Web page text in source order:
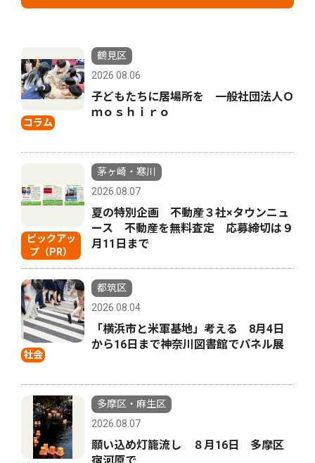
コラム
鶴見区
2026.08.06
子どもたちに居場所を 一般社団法人Ｏ
ｍｏｓｈｉｒｏ
ピックアッ
プ（PR）
茅ヶ崎・寒川
2026.08.07
夏の特別企画 不動産３社×タウンニュ
ース 不動産を無料査定 応募締切は９
月11日まで
社会
都筑区
2026.08.04
「横浜市と米軍基地」考える 8月4日
から16日まで神奈川図書館でパネル展
多摩区・麻生区
2026.08.07
願い込め灯籠流し ８月16日 多摩区